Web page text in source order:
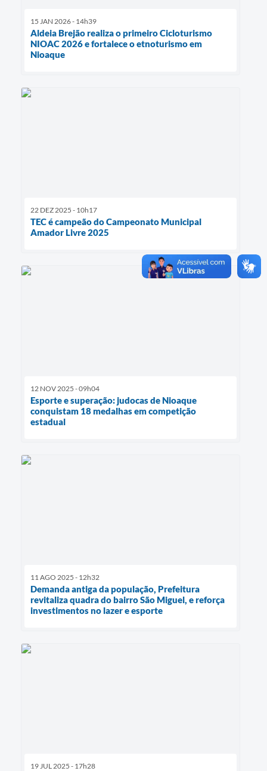
15 JAN 2026 - 14h39
Aldeia Brejão realiza o primeiro Cicloturismo
NIOAC 2026 e fortalece o etnoturismo em
Nioaque
22 DEZ 2025 - 10h17
TEC é campeão do Campeonato Municipal
Amador Livre 2025
12 NOV 2025 - 09h04
Esporte e superação: judocas de Nioaque
conquistam 18 medalhas em competição
estadual
11 AGO 2025 - 12h32
Demanda antiga da população, Prefeitura
revitaliza quadra do bairro São Miguel, e reforça
investimentos no lazer e esporte
19 JUL 2025 - 17h28